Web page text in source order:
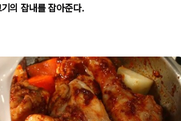
의 잡내를 잡아준다.